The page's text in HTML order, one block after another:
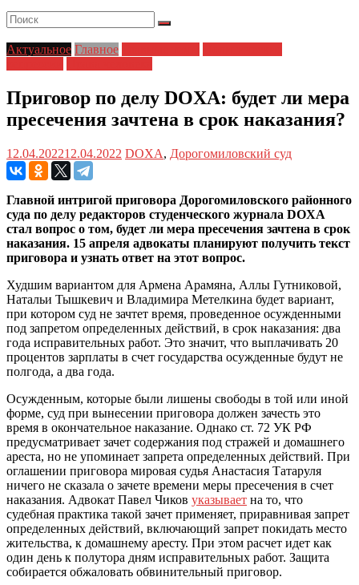
Актуальное Главное
Приговор по делу DOXA: будет ли мера
пресечения зачтена в срок наказания?
12.04.202212.04.2022 DOXA, Дорогомиловский суд
Главной интригой приговора Дорогомиловского районного
суда по делу редакторов студенческого журнала DOXA
стал вопрос о том, будет ли мера пресечения зачтена в срок
наказания. 15 апреля адвокаты планируют получить текст
приговора и узнать ответ на этот вопрос.
Худшим вариантом для Армена Арамяна, Аллы Гутниковой,
Натальи Тышкевич и Владимира Метелкина будет вариант,
при котором суд не зачтет время, проведенное осужденными
под запретом определенных действий, в срок наказания: два
года исправительных работ. Это значит, что выплачивать 20
процентов зарплаты в счет государства осужденные будут не
полгода, а два года.
Осужденным, которые были лишены свободы в той или иной
форме, суд при вынесении приговора должен зачесть это
время в окончательное наказание. Однако ст. 72 УК РФ
предусматривает зачет содержания под стражей и домашнего
ареста, но не упоминает запрета определенных действий. При
оглашении приговора мировая судья Анастасия Татаруля
ничего не сказала о зачете времени меры пресечения в счет
наказания. Адвокат Павел Чиков указывает на то, что
судебная практика такой зачет применяет, приравнивая запрет
определенных действий, включающий запрет покидать место
жительства, к домашнему аресту. При этом расчет идет как
один день к полутора дням исправительных работ. Защита
собирается обжаловать обвинительный приговор.